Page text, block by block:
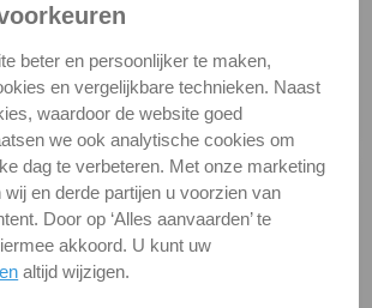
DIN 976
A2 ( RVS / INOX )
millimeters.
zijn alleen illustraties en
van het werkelijke object. Het
hun fundamentele
beter en persoonlijker te maken,
en vergelijkbare technieken. Naast
waardoor de website goed
we ook analytische cookies om
dag te verbeteren. Met onze marketing
en derde partijen u voorzien van
Door op ‘Alles aanvaarden’ te
akkoord. U kunt uw
altijd wijzigen.